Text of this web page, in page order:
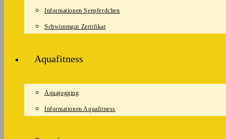
Informationen Seepferdchen
Schwimmgut Zertifikat
Aquafitness
Aquajogging
Informationen Aquafitness